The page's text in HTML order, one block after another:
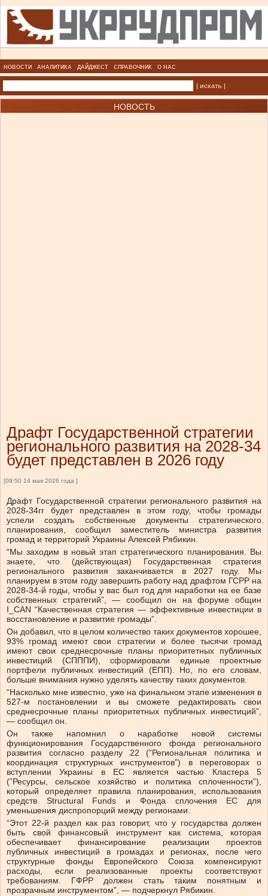
НОВОСТИ АНАЛИТИКА ДАЙДЖЕСТ СПРАВОЧНИК О НАС
| искать |
НОВОСТЬ
Драфт Государственной стратегии
регионального развития на 2028-34
будет представлен в 2026 году
[09:50 14 мая 2026 года ]
Драфт Государственной стратегии регионального развития на
2028-34гг будет представлен в этом году, чтобы громады
успели создать собственные документы стратегического
планирования, сообщил заместитель министра развития
громад и территорий Украины Алексей Рябикин.
“Мы заходим в новый этап стратегического планирования. Вы
знаете, что (действующая) Государственная стратегия
регионального развития заканчивается в 2027 году. Мы
планируем в этом году завершить работу над драфтом ГСРР на
2028-34-й годы, чтобы у вас был год для наработки на ее базе
собственных стратегий”, — сообщил он на форуме общин
I_CAN “Качественная стратегия — эффективные инвестиции в
восстановление и развитие громады”.
Он добавил, что в целом количество таких документов хорошее,
93% громад имеют свои стратегии и более тысячи громад
имеют свои среднесрочные планы приоритетных публичных
инвестиций (СПППИ), сформировали единые проектные
портфели публичных инвестиций (ЕПП). Но, по его словам,
больше внимания нужно уделять качеству таких документов.
“Насколько мне известно, уже на финальном этапе изменения в
527-м постановлении и вы сможете редактировать свои
среднесрочные планы приоритетных публичных инвестиций”,
— сообщил он.
Он также напомнил о наработке новой системы
функционирования Государственного фонда регионального
развития согласно разделу 22 (”Региональная политика и
координация структурных инструментов”) в переговорах о
вступлении Украины в ЕС является частью Кластера 5
(”Ресурсы, сельское хозяйство и политика сплоченности”),
который определяет правила планирования, использования
средств Structural Funds и Фонда сплочения ЕС для
уменьшения диспропорций между регионами.
“Этот 22-й раздел как раз говорит, что у государства должен
быть свой финансовый инструмент как система, которая
обеспечивает финансирование реализации проектов
публичных инвестиций в громадах и регионах, после чего
структурные фонды Европейского Союза компенсируют
расходы, если реализованные проекты соответствуют
требованиям. ГФРР должен стать таким понятным и
прозрачным инструментом”, — подчеркнул Рябикин.